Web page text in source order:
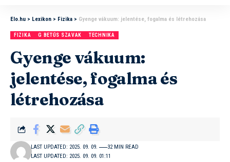
Elo.hu > Lexikon > Fizika > Gyenge vákuum: jelentése, fogalma és létrehozása
FIZIKA G BETŰS SZAVAK TECHNIKA
Gyenge vákuum:
jelentése, fogalma és
létrehozása
LAST UPDATED: 2025. 09. 09. 01:11
LAST UPDATED: 2025. 09. 09. 32 MIN READ